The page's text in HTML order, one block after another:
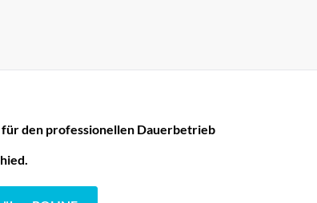
den professionellen Dauerbetrieb